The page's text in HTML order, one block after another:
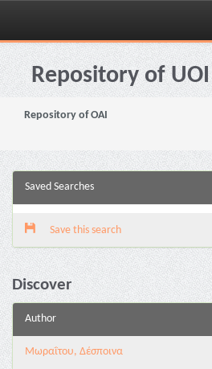
Skip
navigationRepository of
Repository of OAI
Saved Searches
Save this search
Discover
Author
Mωραΐτου, Δέσποινα